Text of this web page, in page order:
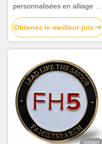
personnalisées en alliage de
zinc 3D émaillées avec logo
personnalisé pour souvenirs
et événements
commémoratifs
Obtenez le meilleur prix